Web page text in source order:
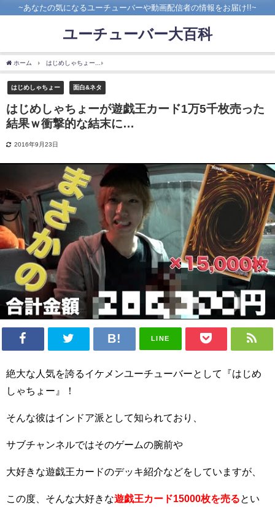
~あなたの気になるユーチューバーや動画配信者の情報をお届け!!~
ユーチューバー大百科
ホーム はじめしゃちょー
はじめしゃちょー 面白&ネタ
はじめしゃちょーが遊戯王カード1万5千枚売った
結果ｗ衝撃的な結末に…
2016年9月23日
LINE
絶大な人気を誇るイケメンユーチューバーとして『はじめ
しゃちょー』！
そんな彼はインドア派として知られており、
サブチャンネルではそのゲームの腕前や
大好きな遊戯王カードのデッキ紹介などをしていますが、
この度、そんな大好きな遊戯王カード15000枚を売る とい